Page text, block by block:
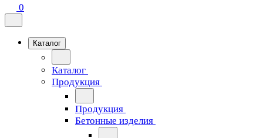
0
Каталог
Каталог
Продукция
Продукция
Бетонные изделия